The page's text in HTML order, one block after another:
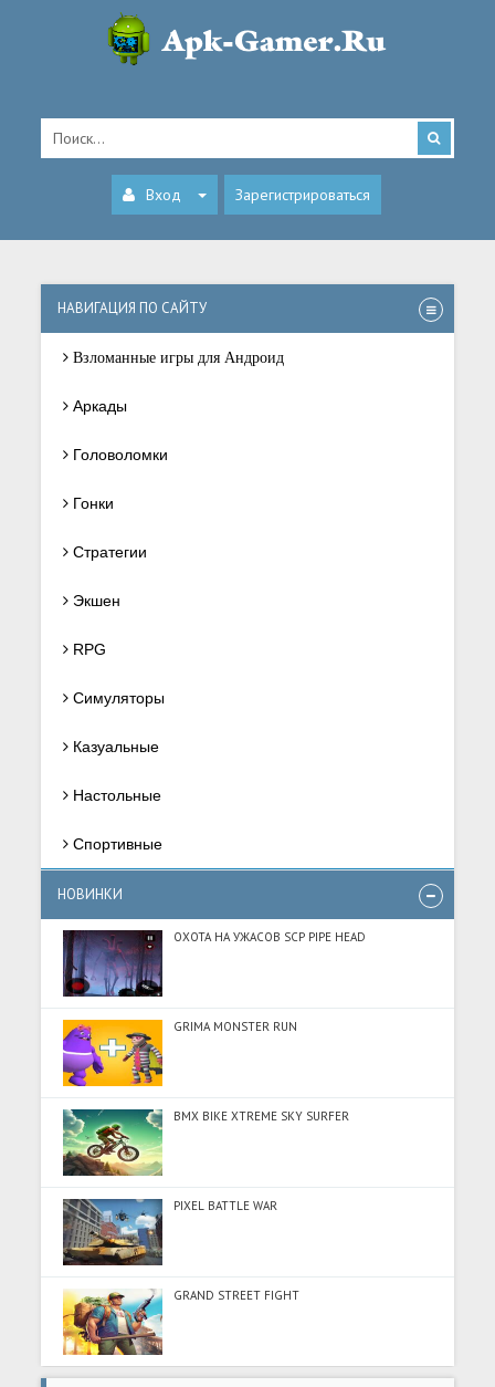
Вход Зарегистрироваться
НАВИГАЦИЯ ПО САЙТУ
Взломанные игры для Андроид
Аркады
Головоломки
Гонки
Стратегии
Экшен
RPG
Симуляторы
Казуальные
Настольные
Спортивные
НОВИНКИ
ОХОТА НА УЖАСОВ SCP PIPE HEAD
GRIMA MONSTER RUN
BMX BIKE XTREME SKY SURFER
PIXEL BATTLE WAR
GRAND STREET FIGHT